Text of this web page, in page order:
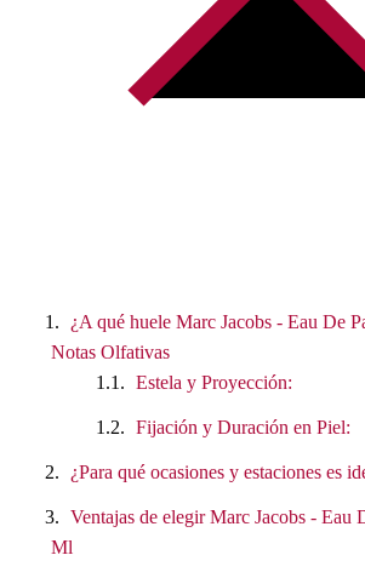
¿A qué huele Marc Jacobs - Eau De
Notas Olfativas
Estela y Proyección:
Fijación y Duración en Piel:
¿Para qué ocasiones y estaciones es
Ventajas de elegir Marc Jacobs - Eau
Ml